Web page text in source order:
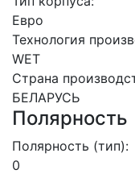
Евро
Технология
WET
Страна
БЕЛАРУСЬ
Полярность
Полярность (тип):
0